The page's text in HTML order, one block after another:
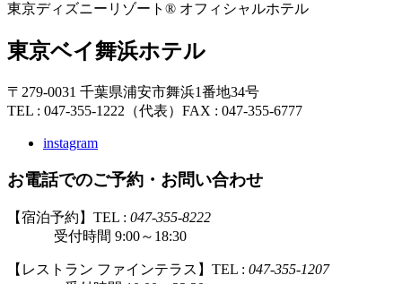
東京ディズニーリゾート® オフィシャルホテル
東京ベイ舞浜ホテル
〒279-0031 千葉県浦安市舞浜1番地34号
TEL : 047-355-1222（代表） FAX : 047-355-6777
instagram
お電話でのご予約・お問い合わせ
【宿泊予約】TEL : 047-355-8222
受付時間 9:00～18:30
【レストラン ファインテラス】TEL : 047-355-1207